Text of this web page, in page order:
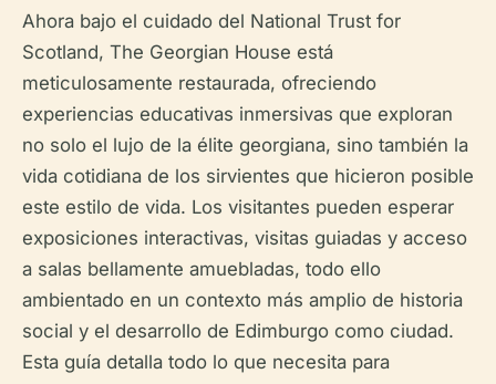
Ahora bajo el cuidado del National Trust for
Scotland, The Georgian House está
meticulosamente restaurada, ofreciendo
experiencias educativas inmersivas que exploran
no solo el lujo de la élite georgiana, sino también la
vida cotidiana de los sirvientes que hicieron posible
este estilo de vida. Los visitantes pueden esperar
exposiciones interactivas, visitas guiadas y acceso
a salas bellamente amuebladas, todo ello
ambientado en un contexto más amplio de historia
social y el desarrollo de Edimburgo como ciudad.
Esta guía detalla todo lo que necesita para